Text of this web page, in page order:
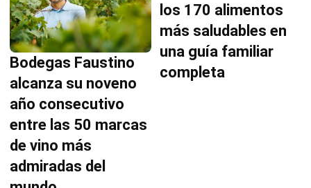
Bodegas Faustino
alcanza su noveno
año consecutivo
entre las 50 marcas
de vino más
admiradas del
los 170 alimentos
más saludables en
una guía familiar
completa